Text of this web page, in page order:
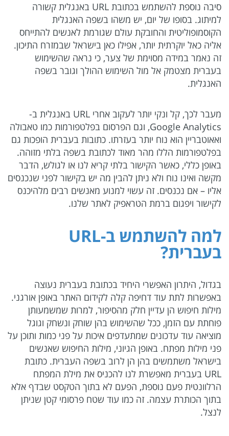
סיבה נוספת להשתמש בכתובת URL באנגלית קשורה
למיתוג. בסופו של יום, יש משהו בשפה האנגלית
הקוסמופוליטית והחובקת עולם שגורמת לאנשים להתייחס
אליה כאל יוקרתית יותר, אפילו כאן בישראל שבמזרח התיכון.
זה נאמר במידה מסוימת של צער, כי נראה שהשימוש
בעברית מצטמק אל מול השימוש ההולך וגובר בשפה
האנגלית.
מעבר לכך, קל ונקי יותר לעקוב אחרי URL באנגלית ב-
Google Analytics, וגם הפרסום בפלטפורמות כמו טאבולה
ואאוטבריין הוא נוח יותר בעזרתו. כתובות בעברית הופכות גם
בפלטפורמות הללו מהר מאוד לכתובת בשפה בלתי מזוהה.
באופן כללי, כאשר הקישור בלתי קריא לנו או לגולש, הדבר
מקשה ואינו נוח ולא ניתן להבין מה יש בקישור לפני שנכנסים
אליו – אם נכנסים. זה עשוי למנוע מאנשים רבים מלהיכנס
לקישור ויפגום ברמת הטראפיק לאתר שלנו.
למה להשתמש ב-URL
בעברית?
בגדול, היתרון האפשרי היחיד בכתובת בעברית נעוצה
באפשרות לתת עוד דחיפה קלה לקידום האתר באופן אורגני.
מילות חיפוש הן עדיין חלק מהסיפור, למרות שמשמעותן
פוחתת עם הזמן, ככל שהשימוש בהן שוחק ונשחק וגוגל
מוציאה עוד עדכונים שמתעדפים איכות על פני כמות ותוכן על
פני מילות מפתח. באופן הגיוני, מילות החיפוש שאנשים
בישראל משתמשים בהן הן לרוב בשפה העברית. כתובת
URL בעברית מאפשרת לנו להכניס את מילת המפתח
הרלוונטית פעם נוספת, הפעם לא בתוך הטקסט שבדף אלא
בתוך הכותרת עצמה. זה כמו עוד שטח פרסומי קטן שניתן
לנצל.